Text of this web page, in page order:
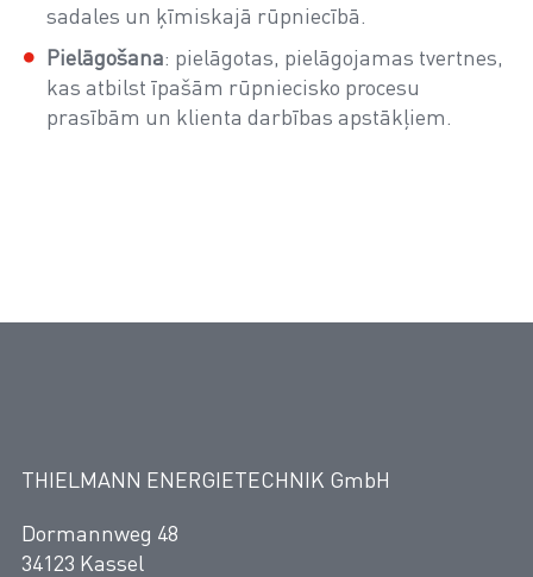
sadales un ķīmiskajā rūpniecībā.
Pielāgošana: pielāgotas, pielāgojamas tvertnes,
kas atbilst īpašām rūpniecisko procesu
prasībām un klienta darbības apstākļiem.
THIELMANN ENERGIETECHNIK GmbH
Dormannweg 48
34123 Kassel